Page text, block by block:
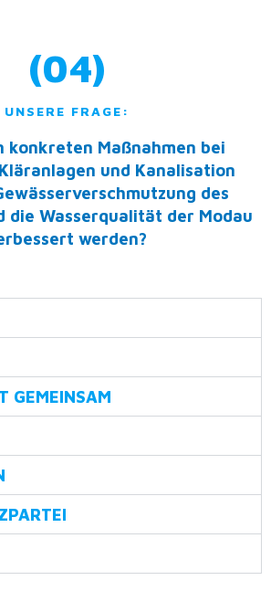
(04)
UNSERE FRAGE:
konkreten Maßnahmen bei
und Kanalisation
des
die Wasserqualität der Modau
werden?
GEMEINSAM